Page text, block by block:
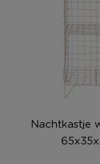
Nachtkastje